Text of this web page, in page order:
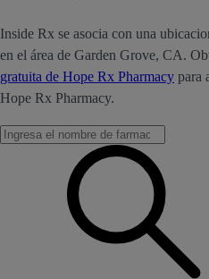
Inside Rx se asocia con una
en el área de Garden Grove, CA.
gratuita de Hope Rx Pharmacy para
Hope Rx Pharmacy.